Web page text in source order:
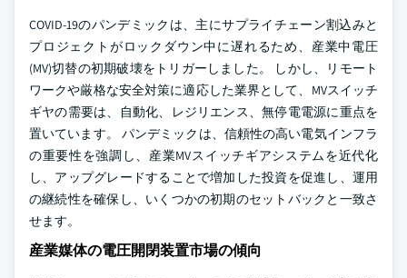
COVID-19のパンデミックは、主にサプライチェーン割込みと
プロジェクトがロックダウン中に遅れるため、産業中電圧
(MV)切替の初期破壊をトリガーしました。 しかし、リモート
ワークや厳格な安全対策に適応した業界として、MVスイッチ
ギヤの需要は、自動化、レジリエンス、無停電電源に重点を
置いています。 パンデミックは、信頼性の高い電気インフラ
の重要性を強調し、産業MVスイッチギアシステムを近代化
し、アップグレードすることで増加した投資を促進し、運用
の継続性を確保し、いくつかの初期のセットバックと一致さ
せます。
産業媒体の電圧開閉装置市場の傾向